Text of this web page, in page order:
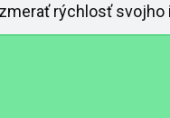
rýchlosť